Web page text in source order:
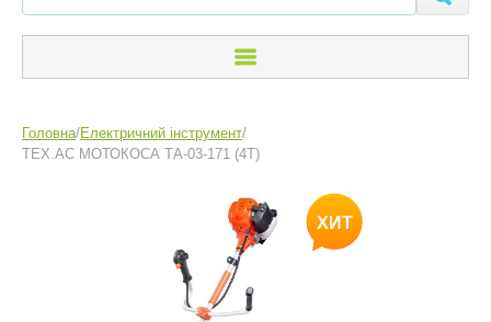
Головна/Електричний інструмент/
TEX.AC МОТОКОСА ТА-03-171 (4Т)
ХИТ